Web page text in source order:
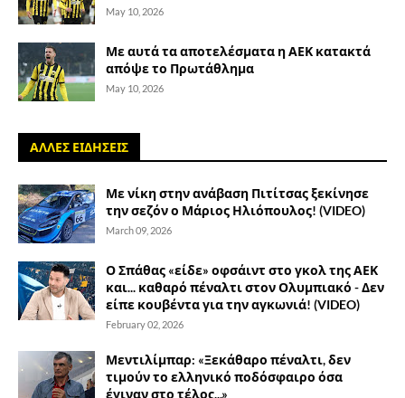
May 10, 2026
Με αυτά τα αποτελέσματα η ΑΕΚ κατακτά
απόψε το Πρωτάθλημα
May 10, 2026
ΑΛΛΕΣ ΕΙΔΗΣΕΙΣ
Με νίκη στην ανάβαση Πιτίτσας ξεκίνησε
την σεζόν ο Μάριος Ηλιόπουλος! (VIDEO)
March 09, 2026
Ο Σπάθας «είδε» οφσάιντ στο γκολ της ΑΕΚ
και... καθαρό πέναλτι στον Ολυμπιακό - Δεν
είπε κουβέντα για την αγκωνιά! (VIDEO)
February 02, 2026
Μεντιλίμπαρ: «Ξεκάθαρο πέναλτι, δεν
τιμούν το ελληνικό ποδόσφαιρο όσα
έγιναν στο τέλος...»